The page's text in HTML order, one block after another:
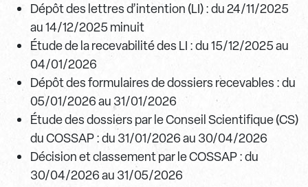
Dépôt des lettres d’intention (LI) : du 24/11/2025
au 14/12/2025 minuit
Étude de la recevabilité des LI : du 15/12/2025 au
04/01/2026
Dépôt des formulaires de dossiers recevables : du
05/01/2026 au 31/01/2026
Étude des dossiers par le Conseil Scientifique (CS)
du COSSAP : du 31/01/2026 au 30/04/2026
Décision et classement par le COSSAP : du
30/04/2026 au 31/05/2026